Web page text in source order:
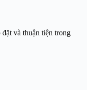
và thuận tiện trong